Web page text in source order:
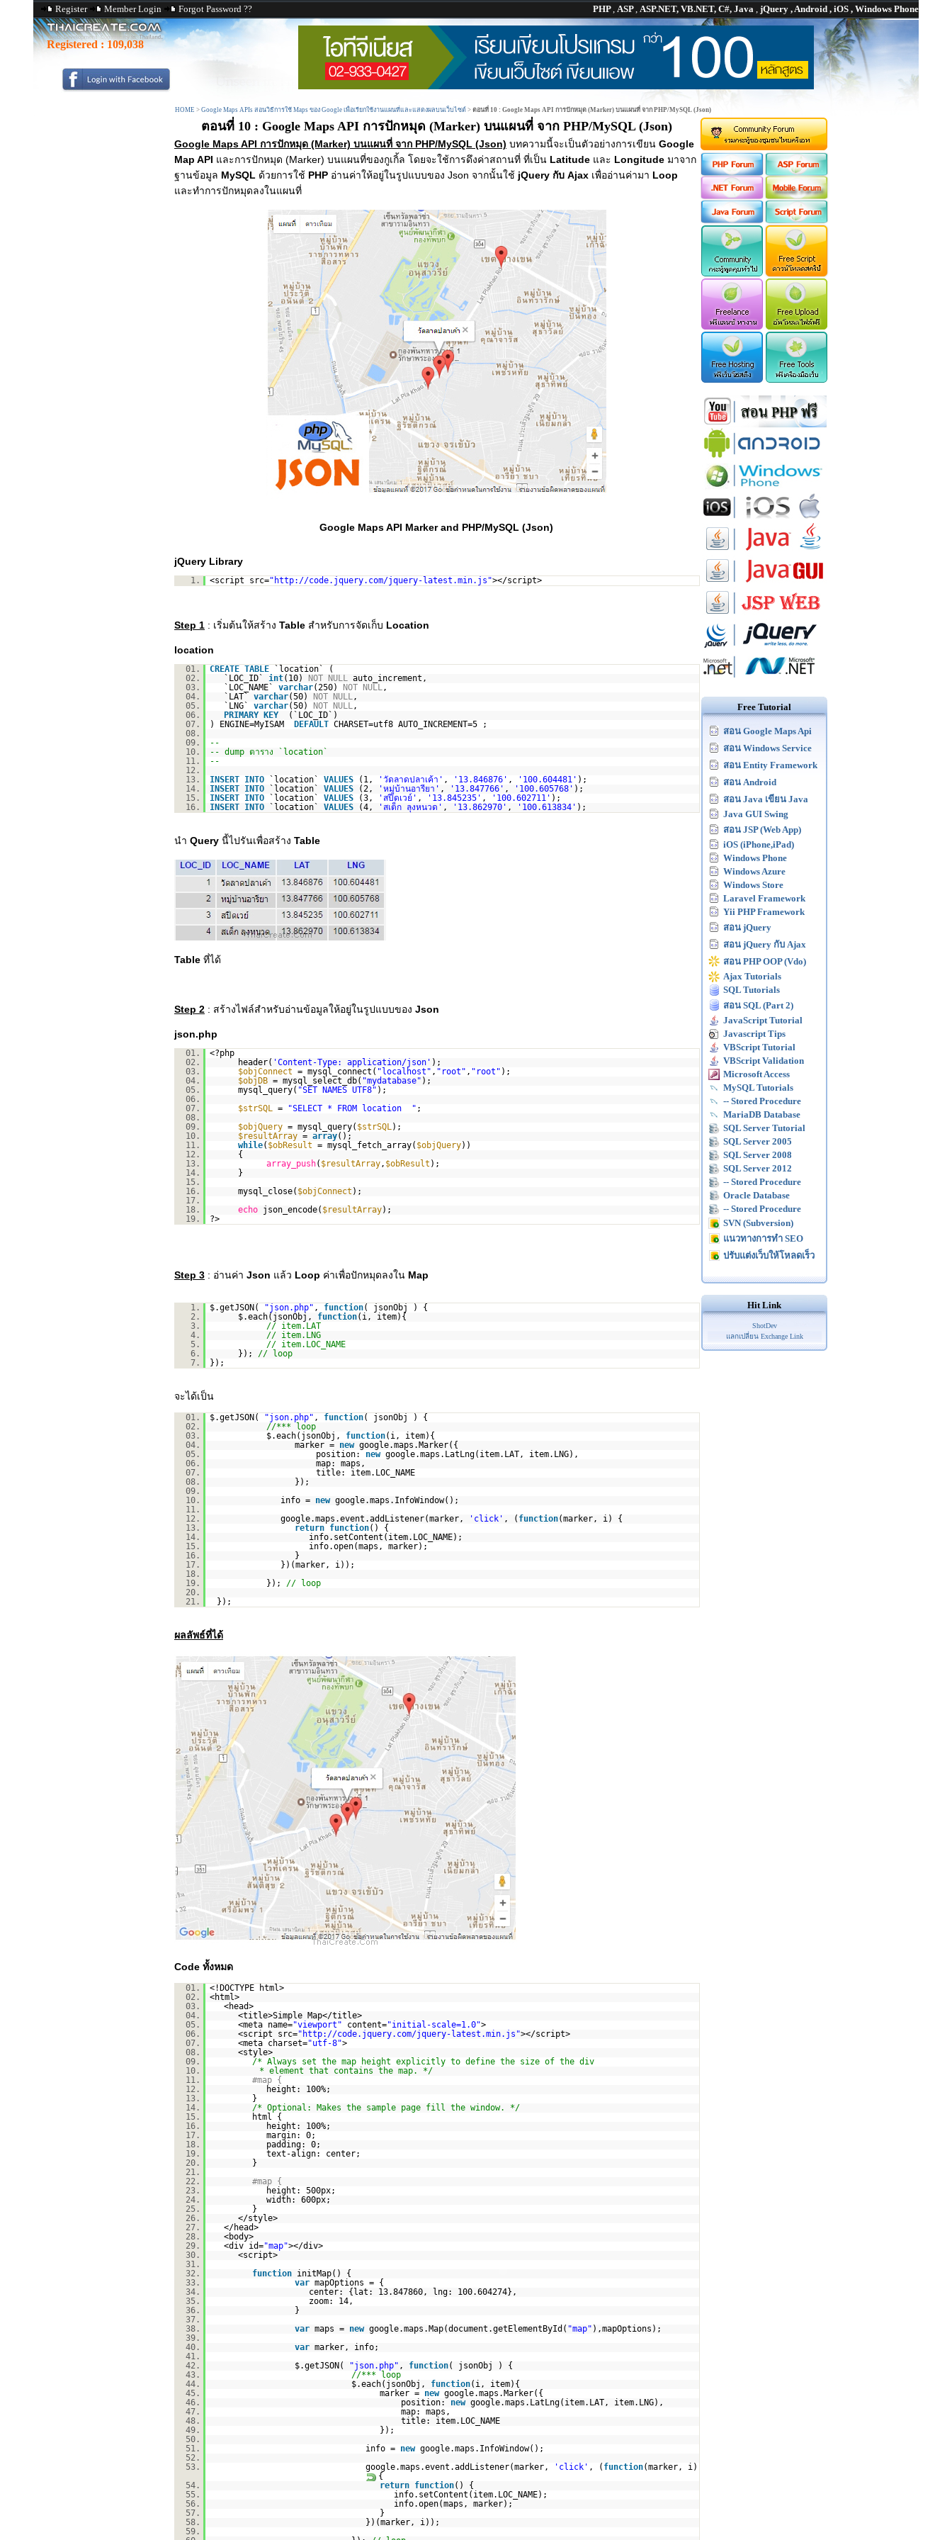
Register Member Login Forgot Password ?? PHP, ASP, ASP.NET, VB.NET, C#, Java , jQuery , Android , iOS , Windows Phone
Registered : 109,038
HOME > Google Maps APIs สอนวิธีการใช้ Maps ของ Google เพื่อเรียกใช้งานแผนที่และแสดงผลบนเว็บไซต์ > ตอนที่ 10 : Google Maps API การปักหมุด (Marker) บนแผนที่ จาก PHP/MySQL (Json)
ตอนที่ 10 : Google Maps API การปักหมุด (Marker) บนแผนที่ จาก PHP/MySQL (Json)
Google Maps API การปักหมุด (Marker) บนแผนที่ จาก PHP/MySQL (Json) บทความนี้จะเป็นตัวอย่างการเขียน Google
Map API และการปักหมุด (Marker) บนแผนที่ของกูเกิ้ล โดยจะใช้การดึงค่าสถานที่ ที่เป็น Latitude และ Longitude มาจาก
ฐานข้อมูล MySQL ด้วยการใช้ PHP อ่านค่าให้อยู่ในรูปแบบของ Json จากนั้นใช้ jQuery กับ Ajax เพื่ออ่านค่ามา Loop
และทำการปักหมุดลงในแผนที่
Google Maps API Marker and PHP/MySQL (Json)
jQuery Library
1. <script src=" http://code.jquery.com/jquery-latest.min.js "></script>
Step 1 : เริ่มต้นให้สร้าง Table สำหรับการจัดเก็บ Location
location
01. CREATE TABLE
`location` (
02.
`LOC_ID` int(10) NOT NULL auto_increment,
03.
`LOC_NAME` varchar(250) NOT NULL,
04.
`LAT` varchar(50) NOT NULL,
05.
`LNG` varchar(50) NOT NULL,
06.
PRIMARY KEY
(`LOC_ID`)
07.
) ENGINE=MyISAM DEFAULT CHARSET=utf8 AUTO_INCREMENT=5 ;
08.
09.
--
10.
-- dump ตาราง `location`
11.
--
12.
13.
INSERT INTO `location` VALUES (1, 'วัดลาดปลาเค้า' , '13.846876' , '100.604481' );
14.
INSERT INTO `location` VALUES (2, 'หมู่บ้านอารียา' , '13.847766' , '100.605768' );
15.
INSERT INTO `location` VALUES (3, 'สปีดเวย์' , '13.845235' , '100.602711' );
16.
INSERT INTO `location` VALUES (4, 'สเต็ก ลุงหนวด' , '13.862970' , '100.613834' );
นำ Query นี้ไปรันเพื่อสร้าง Table
Table ที่ได้
Step 2 : สร้างไฟล์สำหรับอ่านข้อมูลให้อยู่ในรูปแบบของ Json
json.php
01.
<?php
02.
header( 'Content-Type: application/json' );
03.
$objConnect = mysql_connect( "localhost" , "root" , "root" );
04.
$objDB = mysql_select_db( "mydatabase" );
05.
mysql_query( "SET NAMES UTF8" );
06.
07.
$strSQL = "SELECT * FROM location " ;
08.
09.
$objQuery = mysql_query( $strSQL);
10.
$resultArray = array();
11.
while( $obResult = mysql_fetch_array( $objQuery))
12.
{
13.
array_push( $resultArray, $obResult );
14.
}
15.
16.
mysql_close( $objConnect );
17.
18.
echo json_encode( $resultArray);
19.
?>
Step 3 : อ่านค่า Json แล้ว Loop ค่าเพื่อปักหมุดลงใน Map
1. $.getJSON( "json.php" , function( jsonObj ) {
2.
$.each(jsonObj, function(i, item){
3.
// item.LAT
4.
// item.LNG
5.
// item.LOC_NAME
6.
});
// loop
7.
});
จะได้เป็น
01. $.getJSON( "json.php" , function( jsonObj ) {
02.
//*** loop
03.
$.each(jsonObj, function(i, item){
04.
marker = new google.maps.Marker({
05.
position: new google.maps.LatLng(item.LAT, item.LNG),
06.
map: maps,
07.
title: item.LOC_NAME
08.
});
09.
10.
info = new google.maps.InfoWindow();
11.
12.
google.maps.event.addListener(marker, 'click' , ( function(marker, i) {
13.
return function() {
14.
info.setContent(item.LOC_NAME);
15.
info.open(maps, marker);
16.
}
17.
})(marker, i));
18.
19.
});
// loop
20.
21.
});
ผลลัพธ์ที่ได้
Code ทั้งหมด
01.
<!DOCTYPE html>
02.
<html>
03.
<head>
04.
<title>Simple Map</title>
05.
<meta name="viewport" content="initial-scale=1.0">
06.
<script src=" http://code.jquery.com/jquery-latest.min.js "></script>
07.
<meta charset="utf-8">
08.
<style>
09.
/* Always set the map height explicitly to define the size of the div
10.
* element that contains the map. */
11.
#map {
12.
height: 100%;
13.
}
14.
/* Optional: Makes the sample page fill the window. */
15.
html {
16.
height: 100%;
17.
margin: 0;
18.
padding: 0;
19.
text-align: center;
20.
}
21.
22.
#map {
23.
height: 500px;
24.
width: 600px;
25.
}
26.
</style>
27.
</head>
28.
<body>
29.
<div id="map"></div>
30.
<script>
31.
32.
function
initMap() {
33.
var mapOptions = {
34.
center: {lat: 13.847860, lng: 100.604274},
35.
zoom: 14,
36.
}
37.
38.
var maps = new google.maps.Map(document.getElementById( "map" ),mapOptions);
39.
40.
var marker, info;
41.
42.
$.getJSON( "json.php" , function( jsonObj ) {
43.
//*** loop
44.
$.each(jsonObj, function(i, item){
45.
marker = new google.maps.Marker({
46.
position: new google.maps.LatLng(item.LAT, item.LNG),
47.
map: maps,
48.
title: item.LOC_NAME
49.
});
50.
51.
info = new google.maps.InfoWindow();
52.
53.
google.maps.event.addListener(marker, 'click' , ( function(marker, i)
{
54.
return function() {
55.
info.setContent(item.LOC_NAME);
56.
info.open(maps, marker);
57.
}
58.
})(marker, i));
59.
Free Tutorial
สอน Google Maps Api
สอน Windows Service
สอน Entity Framework
สอน Android
สอน Java เขียน Java
Java GUI Swing
สอน JSP (Web App)
iOS (iPhone,iPad)
Windows Phone
Windows Azure
Windows Store
Laravel Framework
Yii PHP Framework
สอน jQuery
สอน jQuery กับ Ajax
สอน PHP OOP (Vdo)
Ajax Tutorials
SQL Tutorials
สอน SQL (Part 2)
JavaScript Tutorial
Javascript Tips
VBScript Tutorial
VBScript Validation
Microsoft Access
MySQL Tutorials
-- Stored Procedure
MariaDB Database
SQL Server Tutorial
SQL Server 2005
SQL Server 2008
SQL Server 2012
-- Stored Procedure
Oracle Database
-- Stored Procedure
SVN (Subversion)
แนวทางการทำ SEO
ปรับแต่งเว็บให้โหลดเร็ว
Hit Link
ShotDev
แลกเปลี่ยน Exchange Link